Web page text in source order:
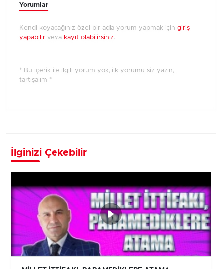
Yorumlar
Kendi koyacağınız özel bir adla yorum yapmak için giriş
yapabilir veya kayıt olabilirsiniz.
* Bu içerik ile ilgili yorum yok, ilk yorumu siz yazın,
tartışalım *
İlginizi Çekebilir